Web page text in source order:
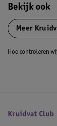
Bekijk ook
Meer
Hoe controleren
Kruidvat Club